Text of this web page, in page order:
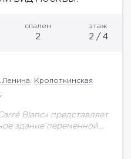
спален
2
этаж
2 / 4
Кропоткинская
Blanc» представляет
здание переменной
планировками — от